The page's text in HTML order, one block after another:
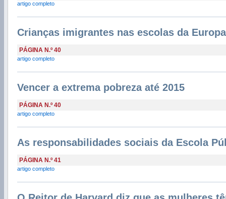
artigo completo
Crianças imigrantes nas escolas da Europa
PÁGINA N.º 40
artigo completo
Vencer a extrema pobreza até 2015
PÁGINA N.º 40
artigo completo
As responsabilidades sociais da Escola
PÁGINA N.º 41
artigo completo